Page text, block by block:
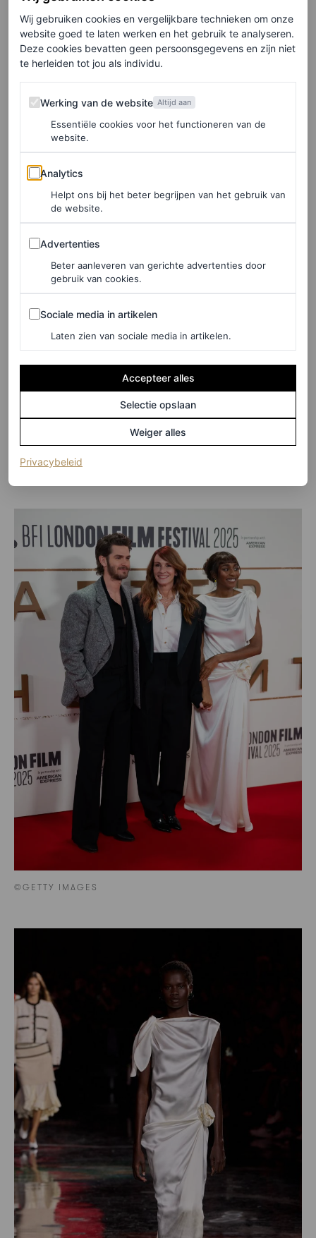
©GETTY IMAGES
Wij gebruiken cookies en vergelijkbare technieken om onze
website goed te laten werken en het gebruik te analyseren.
Deze cookies bevatten geen persoonsgegevens en zijn niet
te herleiden tot jou als individu.
Werking van de website
Werking van de website Altijd aan
Essentiële cookies voor het functioneren van de
website.
Analytics
Analytics
Helpt ons bij het beter begrijpen van het gebruik van
de website.
Advertenties
Advertenties
Beter aanleveren van gerichte advertenties door
gebruik van cookies.
Sociale media in artikelen
Sociale media in artikelen
Laten zien van sociale media in artikelen.
Accepteer alles
Selectie opslaan
Weiger alles
Privacybeleid